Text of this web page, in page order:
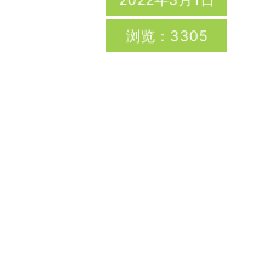
浏览：3305